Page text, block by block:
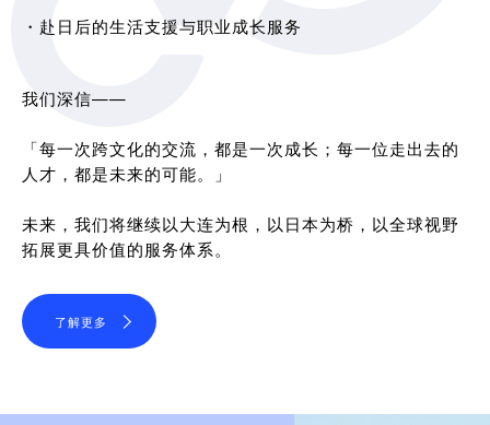
・赴日后的生活支援与职业成长服务
我们深信——
「每一次跨文化的交流，都是一次成长；每一位走出去的
人才，都是未来的可能。」
未来，我们将继续以大连为根，以日本为桥，以全球视野
拓展更具价值的服务体系。
了解更多